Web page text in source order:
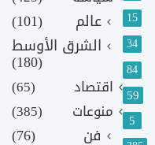
15
34
84
59
5
عالم
(101)
الشرق الأوسط
(180)
اقتصاد
(65)
منوعات
(385)
فن
(76)